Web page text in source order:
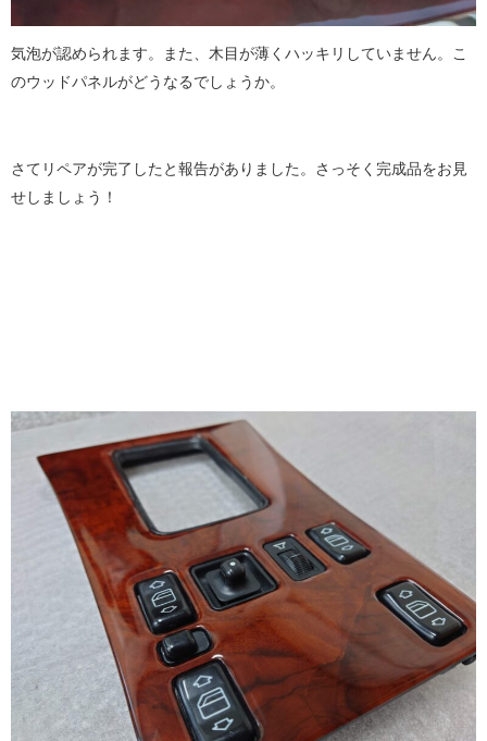
気泡が認められます。また、木目が薄くハッキリしていません。こ
のウッドパネルがどうなるでしょうか。
さてリペアが完了したと報告がありました。さっそく完成品をお見
せしましょう！